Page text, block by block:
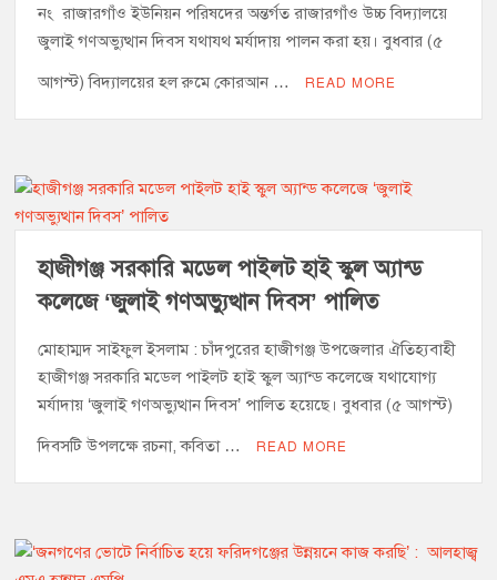
নং রাজারগাঁও ইউনিয়ন পরিষদের অন্তর্গত রাজারগাঁও উচ্চ বিদ্যালয়ে
জুলাই গণঅভ্যুত্থান দিবস যথাযথ মর্যাদায় পালন করা হয়। বুধবার (৫
আগস্ট) বিদ্যালয়ের হল রুমে কোরআন … READ MORE
হাজীগঞ্জ সরকারি মডেল পাইলট হাই স্কুল অ্যান্ড
কলেজে ‘জুলাই গণঅভ্যুত্থান দিবস’ পালিত
মোহাম্মদ সাইফুল ইসলাম : চাঁদপুরের হাজীগঞ্জ উপজেলার ঐতিহ্যবাহী
হাজীগঞ্জ সরকারি মডেল পাইলট হাই স্কুল অ্যান্ড কলেজে যথাযোগ্য
মর্যাদায় ‘জুলাই গণঅভ্যুত্থান দিবস’ পালিত হয়েছে। বুধবার (৫ আগস্ট)
দিবসটি উপলক্ষে রচনা, কবিতা … READ MORE